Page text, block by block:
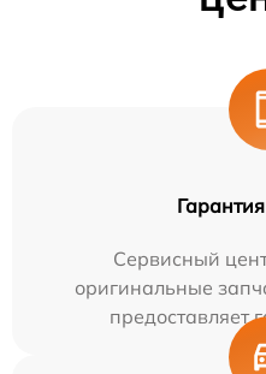
Сервисный
оригинальные
предоставляет